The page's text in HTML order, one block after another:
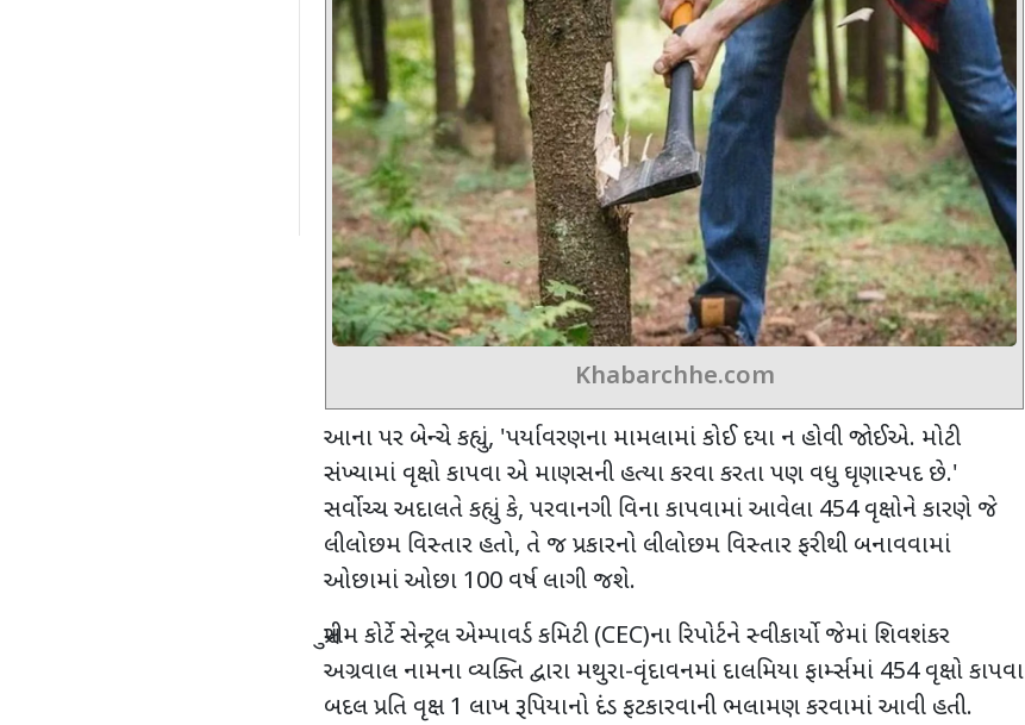
Khabarchhe.com
આના પર બેન્ચે કહ્યું, 'પર્યાવરણના મામલામાં કોઈ દયા ન હોવી જોઈએ. મોટી
સંખ્યામાં વૃક્ષો કાપવા એ માણસની હત્યા કરવા કરતા પણ વધુ ઘૃણાસ્પદ છે.'
સર્વોચ્ચ અદાલતે કહ્યું કે, પરવાનગી વિના કાપવામાં આવેલા 454વૃક્ષોને કારણે જે
લીલોછમ વિસ્તાર હતો, તે જ પ્રકારનો લીલોછમ વિસ્તાર ફરીથી બનાવવામાં
ઓછામાં ઓછા 100 વર્ષ લાગી જશે.
સુપ્રીમ કોર્ટે સેન્ટ્રલ એમ્પાવર્ડ કમિટી (CEC)ના રિપોર્ટને સ્વીકાર્યો જેમાં શિવશંકર
અગ્રવાલ નામના વ્યક્તિ દ્વારા મથુરા-વૃંદાવનમાં દાલમિયા ફાર્મ્સમાં 454વૃક્ષો કાપવા
બદલ પ્રતિ વૃક્ષ 1 લાખ રૂપિયાનો દંડ ફટકારવાની ભલામણ કરવામાં આવી હતી.